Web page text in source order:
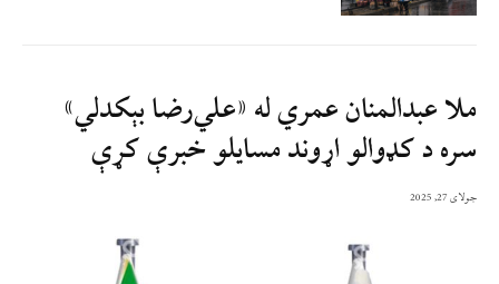
ملا عبدالمنان عمري له «علي‌رضا بېکدلي»
سره د کډوالو اړوند مسایلو خبرې کړې
جولای 27, 2025